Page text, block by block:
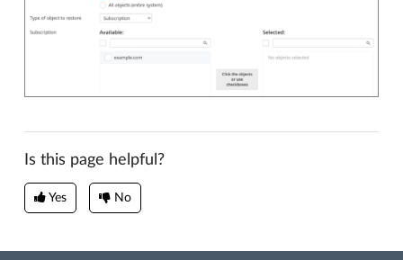
Is this page helpful?
Yes No